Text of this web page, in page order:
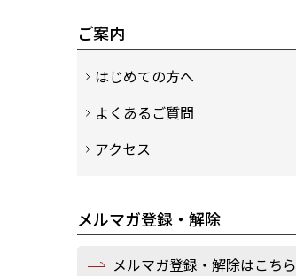
ご案内
はじめての方へ
よくあるご質問
アクセス
メルマガ登録・解除
メルマガ登録・解除はこちら